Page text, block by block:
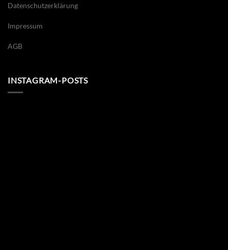
Datenschutzerklärung
Impressum
AGB
INSTAGRAM-POSTS